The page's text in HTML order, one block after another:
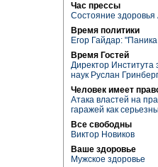
Час прессы
Состояние
Время политики
Егор Гайдар:
Время Гостей
Директор Института
наук Руслан Гринберг
Человек имеет
Атака властей на
гаражей как
Все свободны
Виктор Новиков
Ваше здоровье
Мужское здоровье